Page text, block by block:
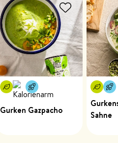
Gurken Gazpacho
Sahne